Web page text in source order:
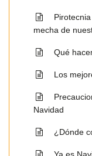
mecha de
Qué
Los
Navidad
¿Dónde
Ya es